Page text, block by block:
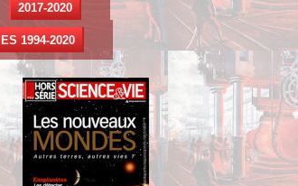
2017-2020
ES 1994-2020